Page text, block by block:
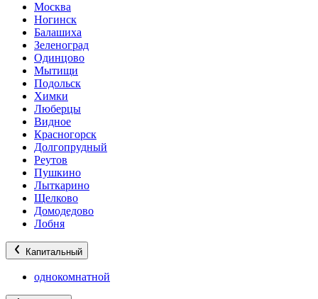
Москва
Ногинск
Балашиха
Зеленоград
Одинцово
Мытищи
Подольск
Химки
Люберцы
Видное
Красногорск
Долгопрудный
Реутов
Пушкино
Лыткарино
Щелково
Домодедово
Лобня
Капитальный
однокомнатной